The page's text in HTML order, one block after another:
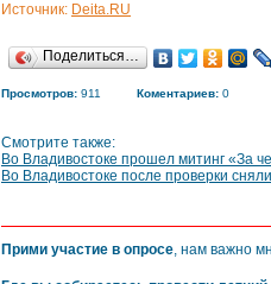
Источник: Deita.RU
Поделиться…
Просмотров: 911 Коментариев: 0
Смотрите также:
Во Владивостоке прошел митинг «За
Во Владивостоке после проверки
Прими участие в опросе, нам важно